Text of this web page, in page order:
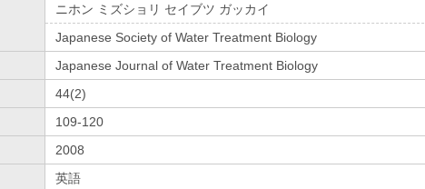
ニホン ミズショリ セイブツ ガッカイ
Japanese Society of Water Treatment Biology
Japanese Journal of Water Treatment Biology
44(2)
109-120
2008
英語